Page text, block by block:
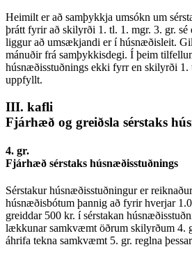
Heimilt er að samþykkja umsókn um
þrátt fyrir að skilyrði 1. tl. 1. mgr. 3. gr.
liggur að umsækjandi er í húsnæðisleit.
mánuðir frá samþykkisdegi. Í þeim
húsnæðisstuðnings ekki fyrr en skilyrði 1.
uppfyllt.
III. kafli
Fjárhæð og greiðsla sérstaks
4. gr.
Fjárhæð sérstaks húsnæðisstuðnings
Sérstakur húsnæðisstuðningur er
húsnæðisbótum þannig að fyrir hverjar
greiddar 500 kr. í sérstakan
lækkunar samkvæmt öðrum skilyrðum 4.
áhrifa tekna samkvæmt 5. gr. reglna